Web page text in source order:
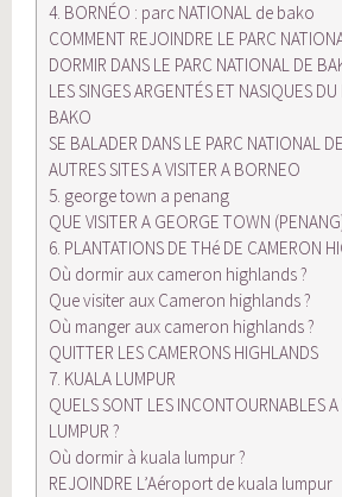
4. BORNÉO : parc NATIONAL de bako
COMMENT REJOINDRE LE PARC
DORMIR DANS LE PARC NATIONAL DE
LES SINGES ARGENTÉS ET NASIQUES
BAKO
SE BALADER DANS LE PARC NATIONAL
AUTRES SITES A VISITER A BORNEO
5. george town a penang
QUE VISITER A GEORGE TOWN
6. PLANTATIONS DE THé DE CAMERON
Où dormir aux cameron highlands ?
Que visiter aux Cameron highlands ?
Où manger aux cameron highlands ?
QUITTER LES CAMERONS HIGHLANDS
7. KUALA LUMPUR
QUELS SONT LES INCONTOURNABLES A
LUMPUR ?
Où dormir à kuala lumpur ?
REJOINDRE L’Aéroport de kuala lumpur